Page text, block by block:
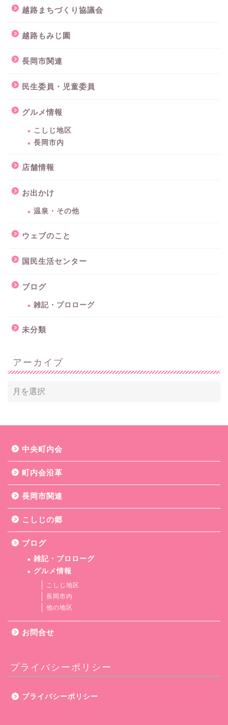
越路まちづくり協議会
越路もみじ園
長岡市関連
民生委員・児童委員
グルメ情報
こしじ地区
長岡市内
店舗情報
お出かけ
温泉・その他
ウェブのこと
国民生活センター
ブログ
雑記・プロローグ
未分類
アーカイブ
中央町内会
町内会沿革
長岡市関連
こしじの郷
ブログ
雑記・プロローグ
グルメ情報
こしじ地区
長岡市内
他の地区
お問合せ
プライバシーポリシー
プライバシーポリシー